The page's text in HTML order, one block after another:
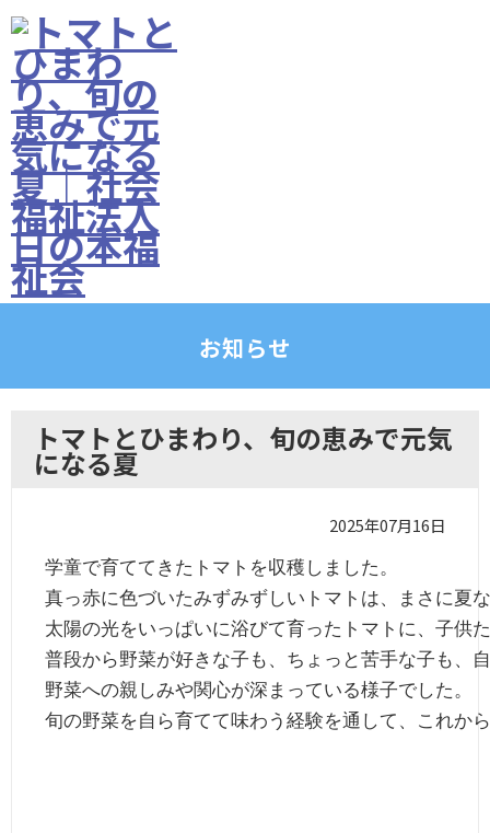
お知らせ
トマトとひまわり、旬の恵みで元気
になる夏
2025年07月16日
学童で育ててきたトマトを収穫しました。
真っ赤に色づいたみずみずしいトマトは、まさに夏
太陽の光をいっぱいに浴びて育ったトマトに、子供
普段から野菜が好きな子も、ちょっと苦手な子も、
野菜への親しみや関心が深まっている様子でした。
旬の野菜を自ら育てて味わう経験を通して、これか